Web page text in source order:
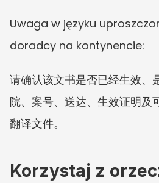
Uwaga w języku
doradcy na kontynencie:
请确认该文书是否已经生效、
院、案号、送达、生效证明及
翻译文件。
Korzystaj z